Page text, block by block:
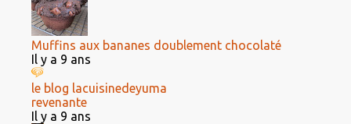
Muffins aux bananes doublement chocolaté
Il y a 9 ans
le blog lacuisinedeyuma
revenante
Il y a 9 ans